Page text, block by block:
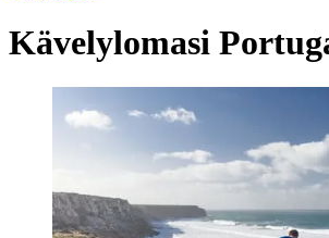
Kävelylomasi